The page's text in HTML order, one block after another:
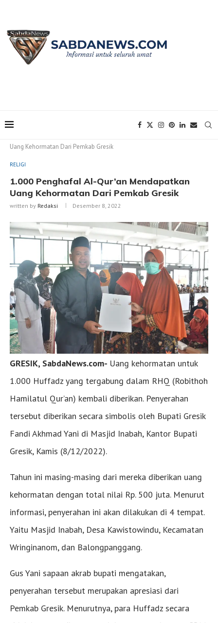
Uang Kehormatan Dari Pemkab Gresik
RELIGI
1.000 Penghafal Al-Qur’an Mendapatkan
Uang Kehormatan Dari Pemkab Gresik
written by Redaksi Desember 8, 2022
GRESIK, SabdaNews.com- Uang kehormatan untuk
1.000 Huffadz yang tergabung dalam RHQ (Robithoh
Hamilatul Qur’an) kembali diberikan. Penyerahan
tersebut diberikan secara simbolis oleh Bupati Gresik
Fandi Akhmad Yani di Masjid Inabah, Kantor Bupati
Gresik, Kamis (8/12/2022).
Tahun ini masing-masing dari mereka diberikan uang
kehormatan dengan total nilai Rp. 500 juta. Menurut
informasi, penyerahan ini akan dilakukan di 4 tempat.
Yaitu Masjid Inabah, Desa Kawistowindu, Kecamatan
Wringinanom, dan Balongpanggang.
Gus Yani sapaan akrab bupati mengatakan,
penyerahan tersebut merupakan apresiasi dari
Pemkab Gresik. Menurutnya, para Huffadz secara